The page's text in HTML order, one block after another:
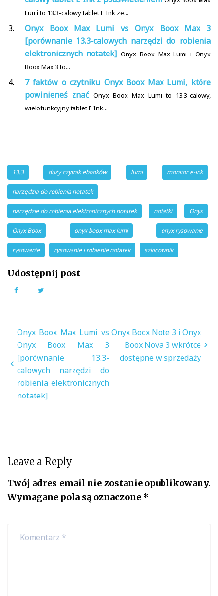
Lumi to 13.3-calowy tablet E Ink ze...
Onyx Boox Max Lumi vs Onyx Boox Max 3
[porównanie 13.3-calowych narzędzi do robienia
elektronicznych notatek] Onyx Boox Max Lumi i Onyx
Boox Max 3 to...
7 faktów o czytniku Onyx Boox Max Lumi, które
powinieneś znać Onyx Boox Max Lumi to 13.3-calowy,
wielofunkcyjny tablet E Ink...
13.3 duży czytnik ebooków lumi monitor e-ink
narzędzia do robienia notatek
narzędzie do robienia elektronicznych notatek notatki Onyx
Onyx Boox onyx boox max lumi onyx rysowanie
rysowanie rysowanie i robienie notatek szkicownik
Udostępnij post
Facebook
Nawigacja
wpisu
Onyx Boox Max Lumi vs
Onyx Boox Max 3
[porównanie 13.3-
calowych narzędzi do
robienia elektronicznych
notatek]
Onyx Boox Note 3 i Onyx
Boox Nova 3 wkrótce
dostępne w sprzedaży
Leave a Reply
Twój adres email nie zostanie opublikowany.
Wymagane pola są oznaczone *